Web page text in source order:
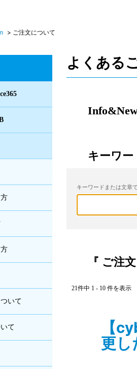
> ご注文について
いて
て
よくある
キーワー
キーワードまたは文章
『 ご注
21件中 1 - 10 件を表示
【
更